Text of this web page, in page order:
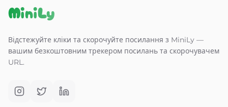
MiniLy
Відстежуйте кліки та скорочуйте посилання з MiniLy —
вашим безкоштовним трекером посилань та скорочувачем
URL.